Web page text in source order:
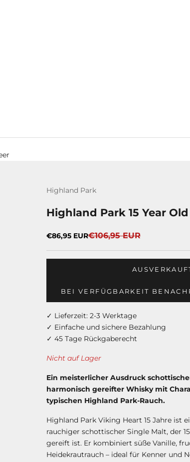
Highland Park
Highland Park 15 Year
Angebot
€86,95 EURRegulärer Preis
€106,95 EUR
BEI VERFÜGBARKEIT
✓ Lieferzeit: 2-3 Werktage
✓ Einfache und sichere Bezahlung
✓ 45 Tage Rückgaberecht
Nicht auf Lager
Ein meisterlicher Ausdruck
harmonisch gereifter Whisky mit
typischen Highland Park-Rauch.
Highland Park Viking Heart 15 Jahre ist
rauchiger schottischer Single Malt, der
gereift ist. Er kombiniert süße Vanille,
Heidekrautrauch – ideal für Kenner und